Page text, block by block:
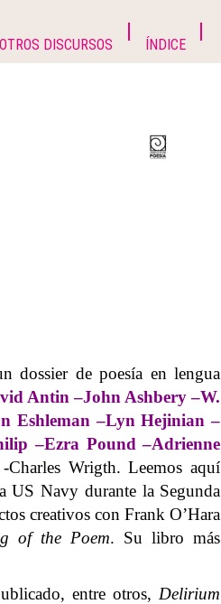
OTROS DISCURSOS ÍNDICE
dossier de poesía en lengua
Antin –John Ashbery–W.
Eshleman –Lyn Hejinian –
–Ezra Pound –Adrienne
Charles Wrigth. Leemos aquí
US Navy durante la Segunda
creativos con Frank O’Hara
of the Poem. Su libro más
entre otros, Delirium